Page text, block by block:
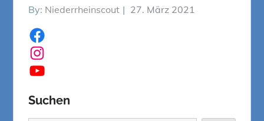
By: Niederrheinscout
Posted
27. März 2021
Facebook
Instagram
YouTube
Suchen